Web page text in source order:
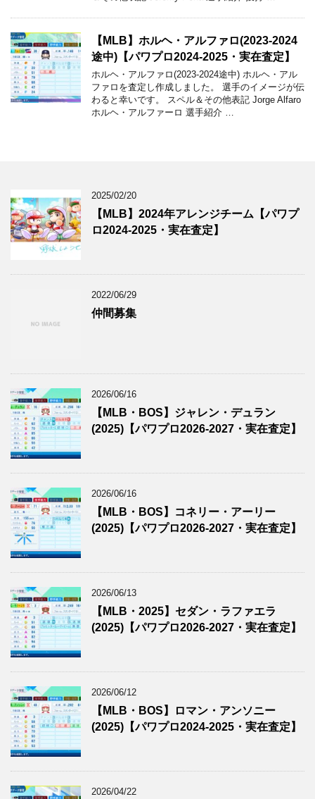
【MLB】ホルヘ・アルファロ(2023-2024
途中)【パワプロ2024-2025・実在査定】
ホルヘ・アルファロ(2023-2024途中) ホルヘ・アル
ファロを査定し作成しました。 選手のイメージが伝
わると幸いです。 スペル＆その他表記 Jorge Alfaro
ホルヘ・アルファーロ 選手紹介 …
2025/02/20
【MLB】2024年アレンジチーム【パワプ
ロ2024-2025・実在査定】
2022/06/29
仲間募集
2026/06/16
【MLB・BOS】ジャレン・デュラン
(2025)【パワプロ2026-2027・実在査定】
2026/06/16
【MLB・BOS】コネリー・アーリー
(2025)【パワプロ2026-2027・実在査定】
2026/06/13
【MLB・2025】セダン・ラファエラ
(2025)【パワプロ2026-2027・実在査定】
2026/06/12
【MLB・BOS】ロマン・アンソニー
(2025)【パワプロ2024-2025・実在査定】
2026/04/22